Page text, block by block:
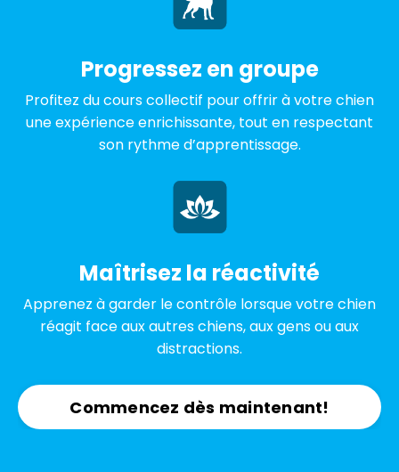
Progressez en groupe
Profitez du cours collectif pour offrir à votre chien
une expérience enrichissante, tout en respectant
son rythme d’apprentissage.
Maîtrisez la réactivité
Apprenez à garder le contrôle lorsque votre chien
réagit face aux autres chiens, aux gens ou aux
distractions.
Commencez dès maintenant!